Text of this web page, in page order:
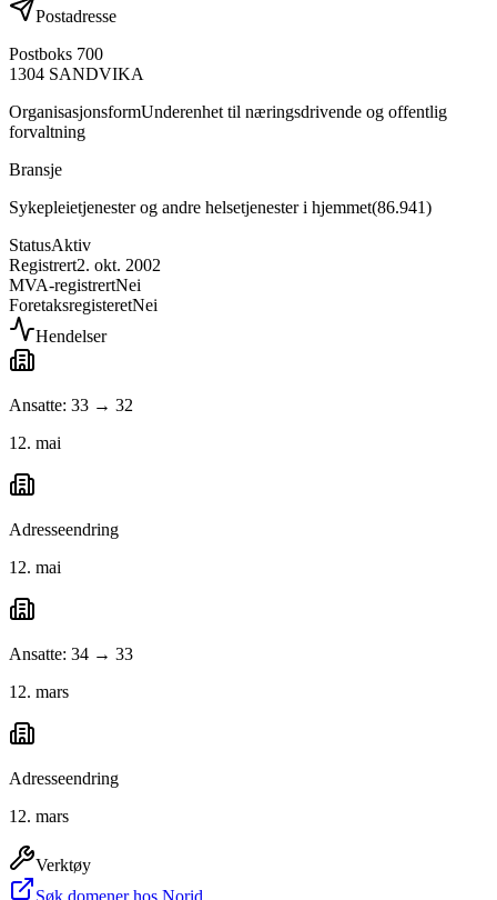
Postadresse
Postboks 700
1304 SANDVIKA
OrganisasjonsformUnderenhet til næringsdrivende og offentlig
forvaltning
Bransje
Sykepleietjenester og andre helsetjenester i hjemmet(86.941)
StatusAktiv
Registrert2. okt. 2002
MVA-registrertNei
ForetaksregisteretNei
Hendelser
Ansatte: 33 → 32
12. mai
Adresseendring
12. mai
Ansatte: 34 → 33
12. mars
Adresseendring
12. mars
Verktøy
Søk domener hos Norid